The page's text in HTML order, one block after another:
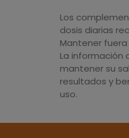
Los
dosis diarias
Mantener
La información
mantener su
resultados y
uso.